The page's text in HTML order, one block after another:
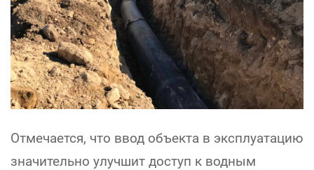
Отмечается, что ввод объекта в эксплуатацию
значительно улучшит доступ к водным